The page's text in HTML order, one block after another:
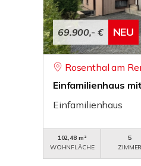
69.900,- € NEU
Rosenthal am
Einfamilienhaus
Einfamilienhaus
102,48 m²
WOHNFLÄCHE
5
ZIMMER